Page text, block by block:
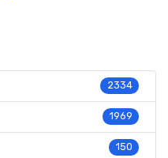
2334
1969
150